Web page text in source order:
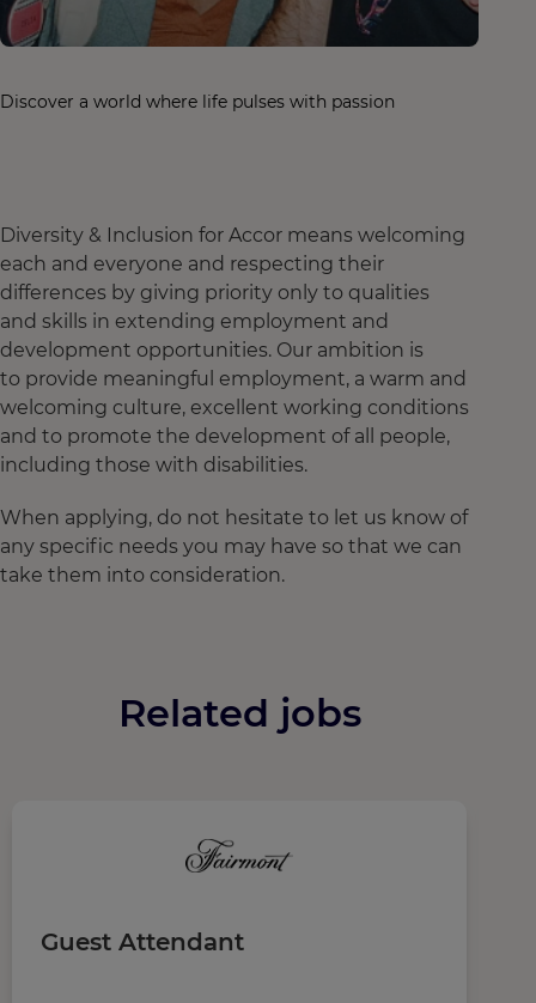
Discover a world where life pulses with passion
Diversity & Inclusion for Accor means welcoming
each and everyone and respecting their
differences by giving priority only to qualities
and skills in extending employment and
development opportunities. Our ambition is
to provide meaningful employment, a warm and
welcoming culture, excellent working conditions
and to promote the development of all people,
including those with disabilities.
When applying, do not hesitate to let us know of
any specific needs you may have so that we can
take them into consideration.
Related jobs
Guest Attendant